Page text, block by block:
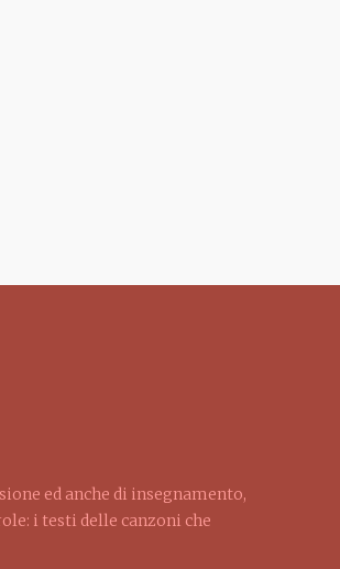
ed anche di insegnamento,
i testi delle canzoni che